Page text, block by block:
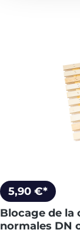
5,90 €*
Blocage de la
normales DN